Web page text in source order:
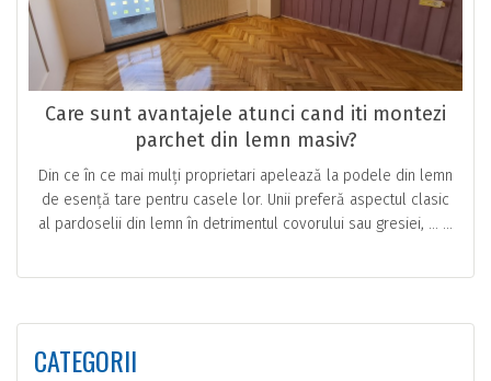
Care sunt avantajele atunci cand iti montezi
parchet din lemn masiv?
Din ce în ce mai mulți proprietari apelează la podele din lemn
de esență tare pentru casele lor. Unii preferă aspectul clasic
al pardoselii din lemn în detrimentul covorului sau gresiei, … ...
CATEGORII